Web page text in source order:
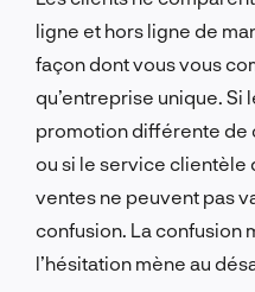
ligne et hors ligne de
façon dont vous vous
qu’entreprise unique. Si
promotion différente de
ou si le service clientèle
ventes ne peuvent pas
confusion. La confusion
l’hésitation mène au